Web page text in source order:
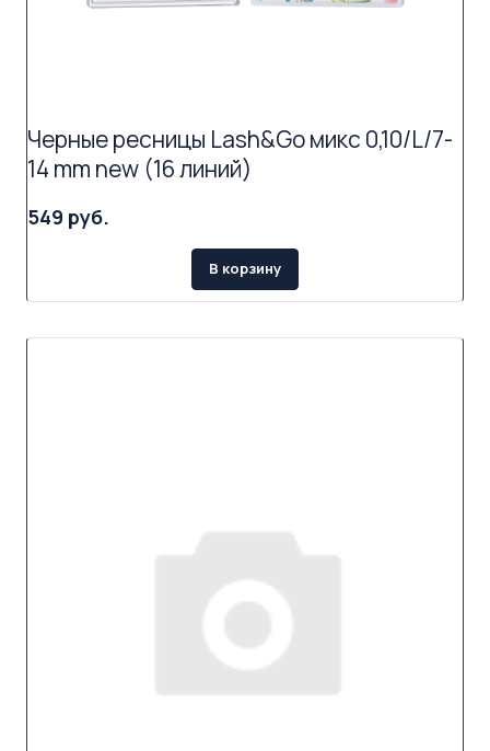
Черные ресницы Lash&Go микс 0,10/L/7-
14 mm new (16 линий)
549 руб.
В корзину